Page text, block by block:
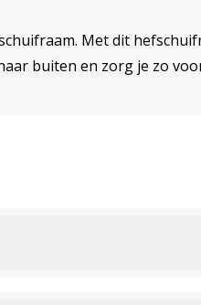
Met dit
buiten en zorg je zo